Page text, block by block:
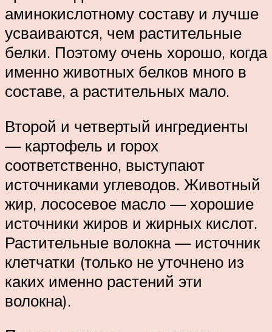
аминокислотному составу и лучше
усваиваются, чем растительные
белки. Поэтому очень хорошо, когда
именно животных белков много в
составе, а растительных мало.
Второй и четвертый ингредиенты
— картофель и горох
соответственно, выступают
источниками углеводов. Животный
жир, лососевое масло — хорошие
источники жиров и жирных кислот.
Растительные волокна — источник
клетчатки (только не уточнено из
каких именно растений эти
волокна).